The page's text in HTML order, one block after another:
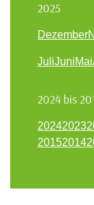
2025
Dezember
JuliJuniMai
2024 bis
20242023
20152014